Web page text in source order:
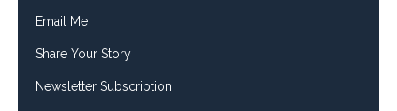
Email Me
Share Your Story
Newsletter Subscription